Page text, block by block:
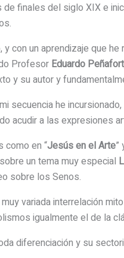
finales del siglo XIX e
con un aprendizaje que he
Profesor Eduardo Peñafort
y su autor y
secuencia he
acudir a las expresiones
como en “Jesús en el Arte”
un tema muy especial
sobre los Senos.
muy variada interrelación
igualmente el de la
diferenciación y su